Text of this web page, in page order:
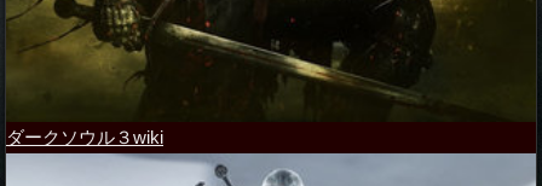
ダークソウル３wiki